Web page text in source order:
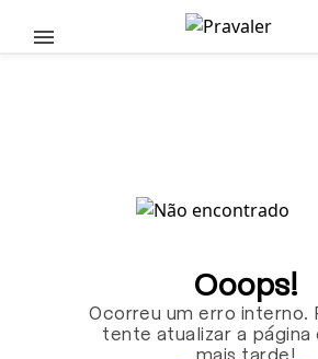
Pular para o conteúdo principal
Ooops!
Ocorreu um erro interno.
tente atualizar a página